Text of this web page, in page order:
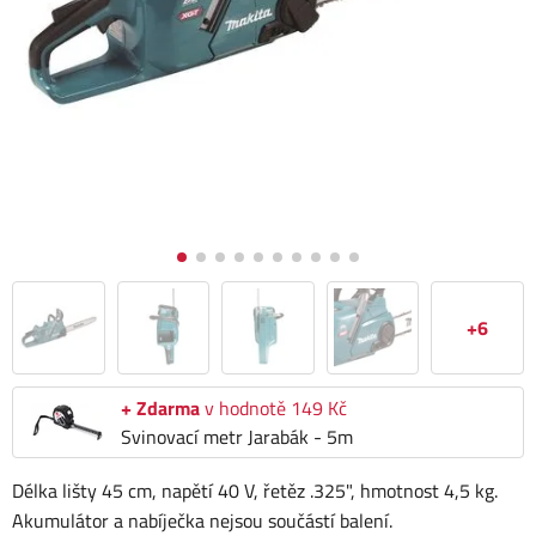
+6
+ Zdarmav hodnotě 149 Kč
Svinovací metr Jarabák - 5m
Délka lišty 45 cm, napětí 40 V, řetěz .325", hmotnost 4,5 kg.
Akumulátor a nabíječka nejsou součástí balení.